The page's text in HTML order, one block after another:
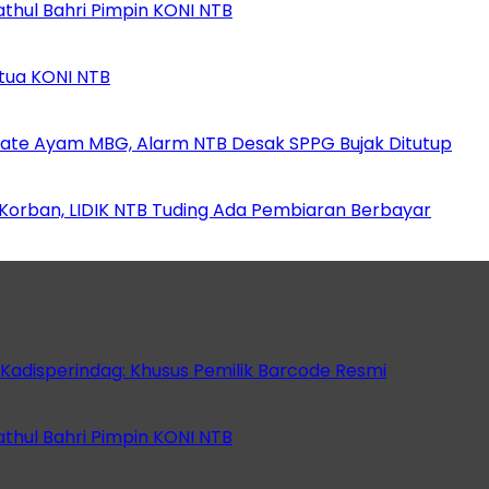
Bahri Pimpin KONI NTB
KONI NTB
Ayam MBG, Alarm NTB Desak SPPG Bujak Ditutup
LIDIK NTB Tuding Ada Pembiaran Berbayar
Khusus Pemilik Barcode Resmi
Bahri Pimpin KONI NTB